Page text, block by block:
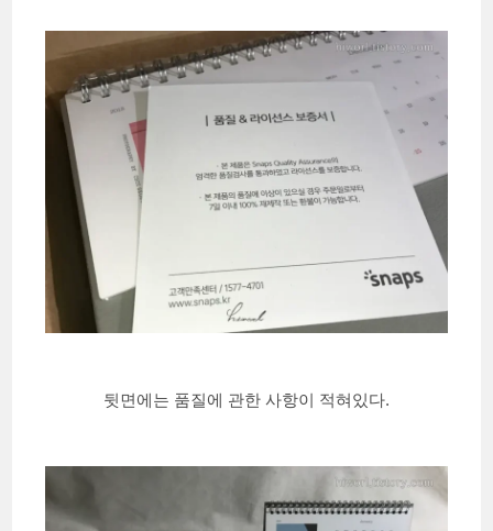
뒷면에는 품질에 관한 사항이 적혀있다.